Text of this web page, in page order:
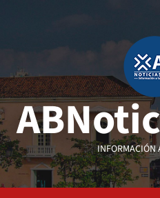
INFORMACIÓN